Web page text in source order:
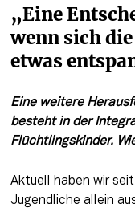
„Eine
wenn sich
etwas
Eine weitere
besteht in der
Flüchtlingskinder.
Aktuell haben wir
Jugendliche allein